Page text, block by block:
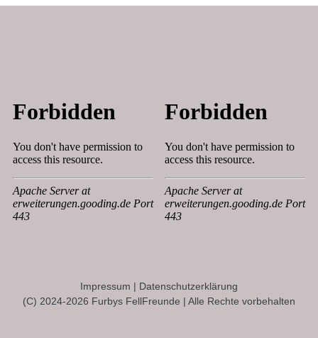
Impressum | Datenschutzerklärung
(C) 2024-2026 Furbys FellFreunde | Alle Rechte vorbehalten